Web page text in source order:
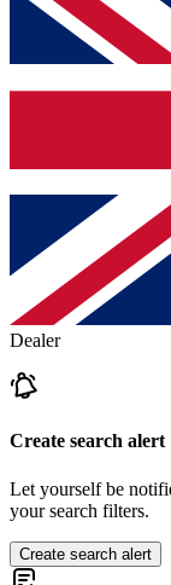
Dealer
Create search alert
Let yourself be
your search filters.
Create search alert